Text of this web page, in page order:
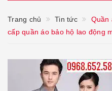
Trang chủ Tin tức
Quần
cấp quần áo bảo hộ lao động